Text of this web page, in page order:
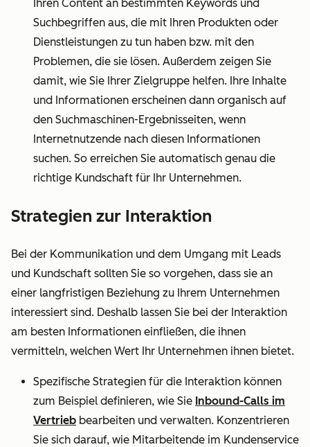
Ihren Content an bestimmten Keywords und
Suchbegriffen aus, die mit Ihren Produkten oder
Dienstleistungen zu tun haben bzw. mit den
Problemen, die sie lösen. Außerdem zeigen Sie
damit, wie Sie Ihrer Zielgruppe helfen. Ihre Inhalte
und Informationen erscheinen dann organisch auf
den Suchmaschinen-Ergebnisseiten, wenn
Internetnutzende nach diesen Informationen
suchen. So erreichen Sie automatisch genau die
richtige Kundschaft für Ihr Unternehmen.
Strategien zur Interaktion
Bei der Kommunikation und dem Umgang mit Leads
und Kundschaft sollten Sie so vorgehen, dass sie an
einer langfristigen Beziehung zu Ihrem Unternehmen
interessiert sind. Deshalb lassen Sie bei der Interaktion
am besten Informationen einfließen, die ihnen
vermitteln, welchen Wert Ihr Unternehmen ihnen bietet.
Spezifische Strategien für die Interaktion können
zum Beispiel definieren, wie Sie Inbound-Calls im
Vertrieb bearbeiten und verwalten. Konzentrieren
Sie sich darauf, wie Mitarbeitende im Kundenservice